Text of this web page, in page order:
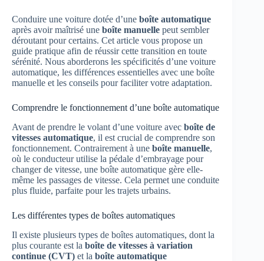
Conduire une voiture dotée d’une boîte automatique
après avoir maîtrisé une boîte manuelle peut sembler
déroutant pour certains. Cet article vous propose un
guide pratique afin de réussir cette transition en toute
sérénité. Nous aborderons les spécificités d’une voiture
automatique, les différences essentielles avec une boîte
manuelle et les conseils pour faciliter votre adaptation.
Comprendre le fonctionnement d’une boîte automatique
Avant de prendre le volant d’une voiture avec boîte de
vitesses automatique, il est crucial de comprendre son
fonctionnement. Contrairement à une boîte manuelle,
où le conducteur utilise la pédale d’embrayage pour
changer de vitesse, une boîte automatique gère elle-
même les passages de vitesse. Cela permet une conduite
plus fluide, parfaite pour les trajets urbains.
Les différentes types de boîtes automatiques
Il existe plusieurs types de boîtes automatiques, dont la
plus courante est la boîte de vitesses à variation
continue (CVT) et la boîte automatique